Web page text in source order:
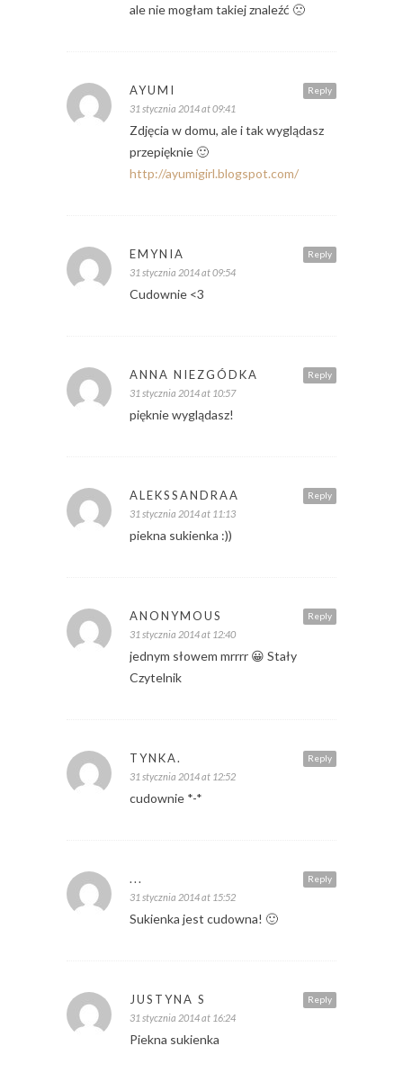
ale nie mogłam takiej znaleźć 🙁
Reply
AYUMI
31 stycznia 2014 at 09:41
Zdjęcia w domu, ale i tak wyglądasz
przepięknie 🙂
http://ayumigirl.blogspot.com/
Reply
EMYNIA
31 stycznia 2014 at 09:54
Cudownie <3
Reply
ANNA NIEZGÓDKA
31 stycznia 2014 at 10:57
pięknie wyglądasz!
Reply
ALEKSSANDRAA
31 stycznia 2014 at 11:13
piekna sukienka :))
Reply
ANONYMOUS
31 stycznia 2014 at 12:40
jednym słowem mrrrr 😀 Stały
Czytelnik
Reply
TYNKA.
31 stycznia 2014 at 12:52
cudownie *-*
Reply
...
31 stycznia 2014 at 15:52
Sukienka jest cudowna! 🙂
Reply
JUSTYNA S
31 stycznia 2014 at 16:24
Piekna sukienka